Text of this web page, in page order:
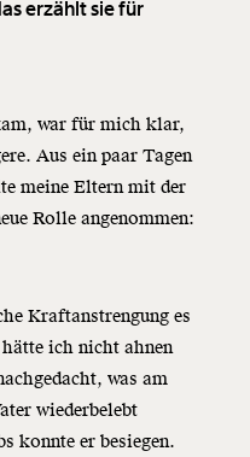
erzählt sie für
war für mich klar,
Aus ein paar Tagen
meine Eltern mit der
Rolle angenommen:
Kraftanstrengung es
ich nicht ahnen
was am
wiederbelebt
konnte er besiegen.